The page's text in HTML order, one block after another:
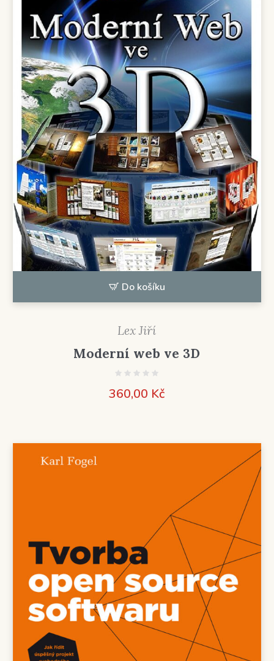
Do košíku
Lex Jiří
Moderní web ve 3D
360,00 Kč